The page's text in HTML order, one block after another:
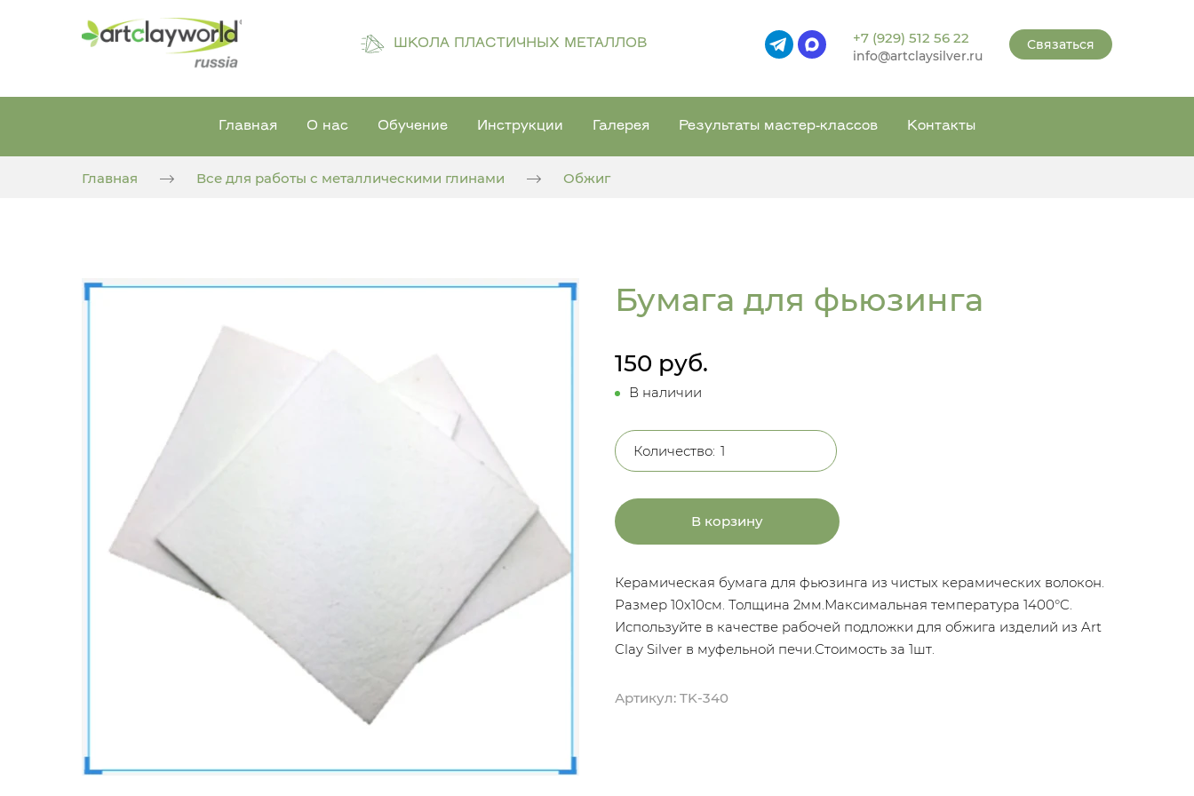
ШКОЛА ПЛАСТИЧНЫХ МЕТАЛЛОВ +7 (929) 512 56 22
info@artclaysilver.ru
Связаться
Главная О нас Обучение Инструкции Галерея Результаты мастер-классов Контакты
Главная Все для работы с металлическими глинами Обжиг
Бумага для фьюзинга
150 руб.
В наличии
Количество:
В корзину
Керамическая бумага для фьюзинга из чистых керамических волокон.
Размер 10х10см. Толщина 2мм.Максимальная температура 1400°C.
Используйте в качестве рабочей подложки для обжига изделий из Art
Clay Silver в муфельной печи.Стоимость за 1шт.
Артикул: TK-340